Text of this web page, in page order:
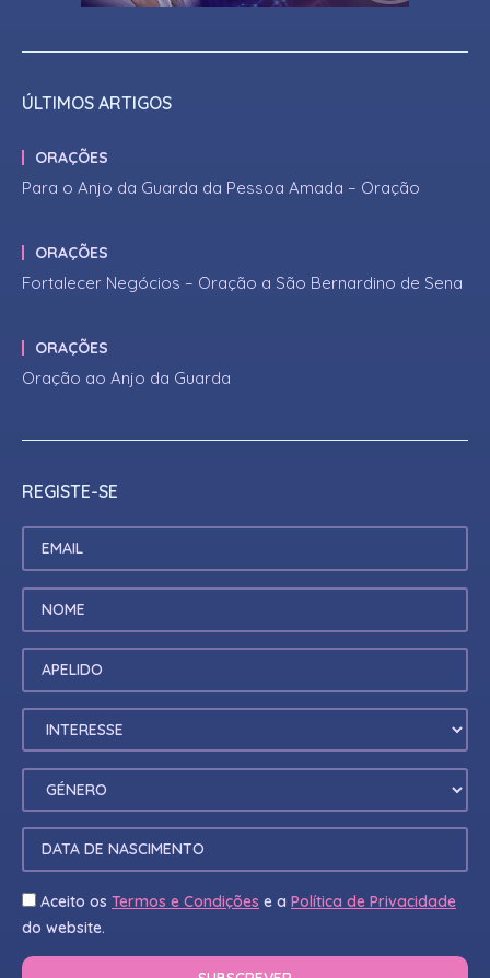
ÚLTIMOS ARTIGOS
ORAÇÕES
Para o Anjo da Guarda da Pessoa Amada – Oração
ORAÇÕES
Fortalecer Negócios – Oração a São Bernardino de Sena
ORAÇÕES
Oração ao Anjo da Guarda
REGISTE-SE
Aceito os Termos e Condições e a Política de Privacidade
do website.